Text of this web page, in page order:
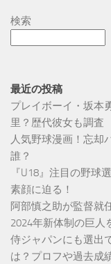
検索
最近の投稿
プレイボーイ・坂本
里？歴代彼女も調査
人気野球漫画！忘却
誰？
『U18』注目の野球
素顔に迫る！
阿部慎之助が監督就
2024年新体制の巨人
侍ジャパンにも選出
は？プロフや過去成